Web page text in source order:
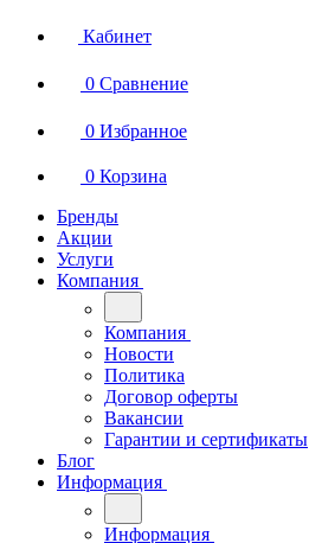
Кабинет
0 Сравнение
0 Избранное
0 Корзина
Бренды
Акции
Услуги
Компания
Компания
Новости
Политика
Договор оферты
Вакансии
Гарантии и сертификаты
Блог
Информация
Информация